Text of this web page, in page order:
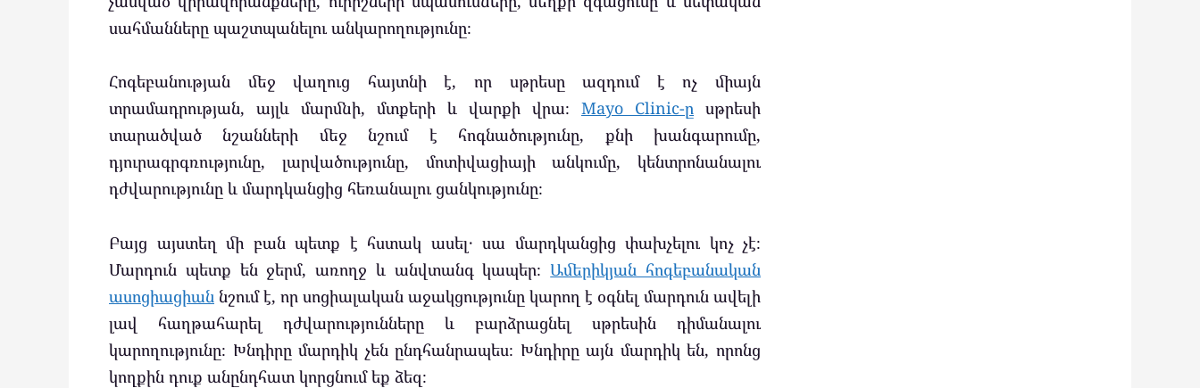
սահմանները պաշտպանելու անկարողությունը։
Հոգեբանության մեջ վաղուց հայտնի է, որ սթրեսը ազդում է ոչ միայն
տրամադրության, այլև մարմնի, մտքերի և վարքի վրա։ Mayo Clinic-ը սթրեսի
տարածված նշանների մեջ նշում է հոգնածությունը, քնի խանգարումը,
դյուրագրգռությունը, լարվածությունը, մոտիվացիայի անկումը, կենտրոնանալու
դժվարությունը և մարդկանցից հեռանալու ցանկությունը։
Բայց այստեղ մի բան պետք է հստակ ասել․ սա մարդկանցից փախչելու կոչ չէ։
Մարդուն պետք են ջերմ, առողջ և անվտանգ կապեր։ Ամերիկյան հոգեբանական
ասոցիացիան նշում է, որ սոցիալական աջակցությունը կարող է օգնել մարդուն ավելի
լավ հաղթահարել դժվարությունները և բարձրացնել սթրեսին դիմանալու
կարողությունը։ Խնդիրը մարդիկ չեն ընդհանրապես։ Խնդիրը այն մարդիկ են, որոնց
կողքին դուք անընդհատ կորցնում եք ձեզ։